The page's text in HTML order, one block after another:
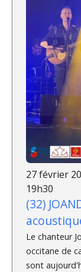
27 février
19h30
(32)
Le chanteur
occitane de
sont